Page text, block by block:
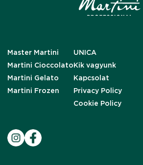
Master Martini
Martini Cioccolato
Martini Gelato
Martini Frozen
UNICA
Kik vagyunk
Kapcsolat
Privacy Policy
Cookie Policy